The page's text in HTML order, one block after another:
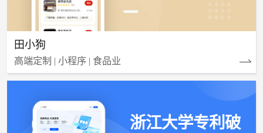
田小狗
高端定制 | 小程序 | 食品业
浙江大学专利破